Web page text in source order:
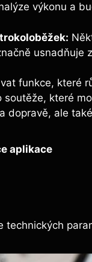
výkonu a
usnadňuje
funkce, které
soutěže, které
dopravě, ale
aplikace
technických